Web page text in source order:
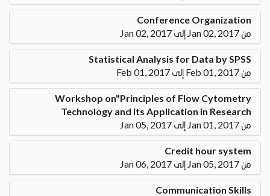
Conference Organization
من Jan 02, 2017 إلى Jan 02, 2017
Statistical Analysis for Data by SPSS
من Feb 01, 2017 إلى Feb 01, 2017
Workshop on"Principles of Flow Cytometry
Technology and its Application in Research
من Jan 01, 2017 إلى Jan 05, 2017
Credit hour system
من Jan 05, 2017 إلى Jan 06, 2017
Communication Skills